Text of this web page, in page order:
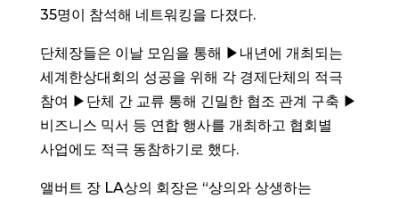
35명이 참석해 네트워킹을 다졌다.
단체장들은 이날 모임을 통해 ▶내년에 개최되는
세계한상대회의 성공을 위해 각 경제단체의 적극
참여 ▶단체 간 교류 통해 긴밀한 협조 관계 구축 ▶
비즈니스 믹서 등 연합 행사를 개최하고 협회별
사업에도 적극 동참하기로 했다.
앨버트 장 LA상의 회장은 “상의와 상생하는